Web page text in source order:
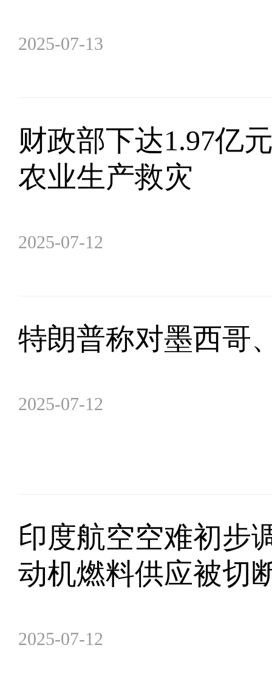
2025-07-13
财政部下达1.97亿
农业生产救灾
2025-07-12
特朗普称对墨西哥
2025-07-12
印度航空空难初步
动机燃料供应被切
2025-07-12